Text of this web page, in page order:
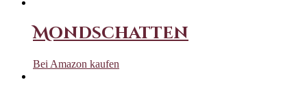
Mondschatten
Bei Amazon kaufen